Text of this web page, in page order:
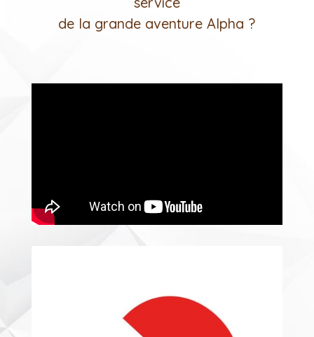
de la grande aventure Alpha ?